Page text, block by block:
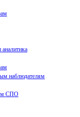
аналитика
наблюдателям
СПО